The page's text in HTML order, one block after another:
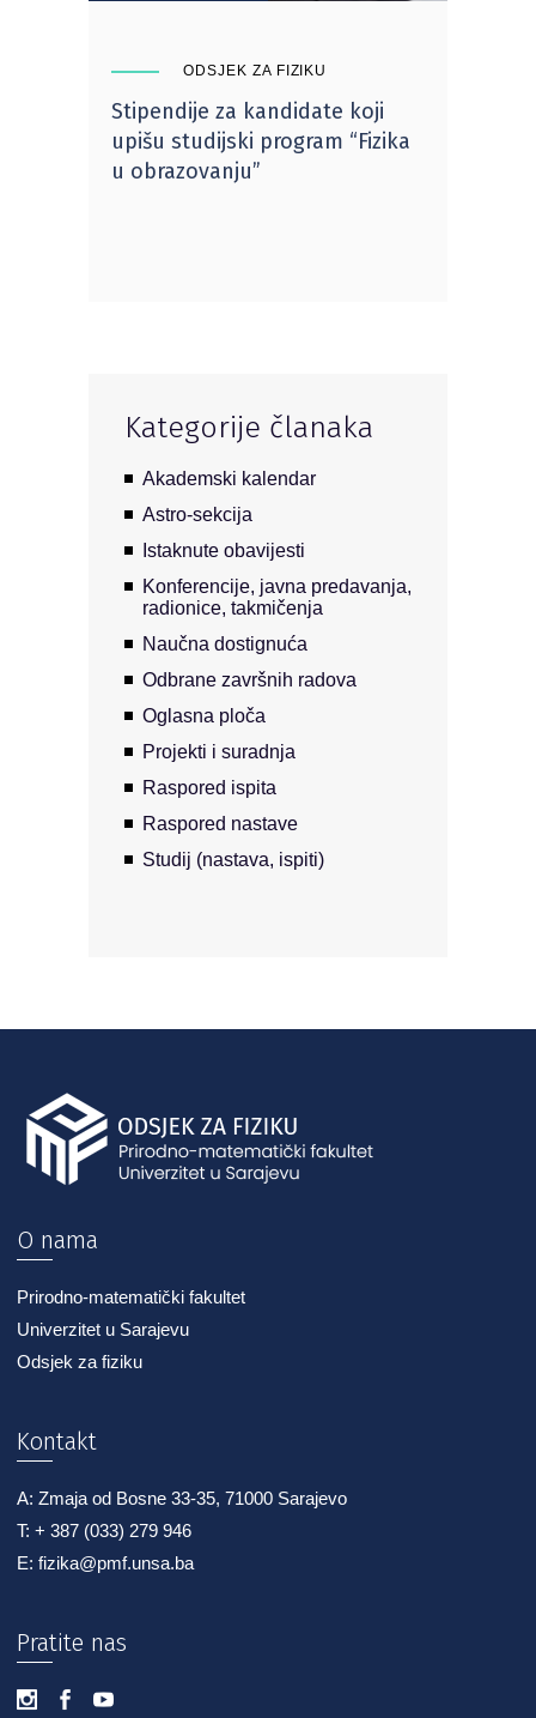
ODSJEK ZA FIZIKU
Stipendije za kandidate koji
upišu studijski program “Fizika
u obrazovanju”
Kategorije članaka
Akademski kalendar
Astro-sekcija
Istaknute obavijesti
Konferencije, javna predavanja,
radionice, takmičenja
Naučna dostignuća
Odbrane završnih radova
Oglasna ploča
Projekti i suradnja
Raspored ispita
Raspored nastave
Studij (nastava, ispiti)
O nama
Prirodno-matematički fakultet
Univerzitet u Sarajevu
Odsjek za fiziku
Kontakt
A: Zmaja od Bosne 33-35, 71000 Sarajevo
T: + 387 (033) 279 946
E: fizika@pmf.unsa.ba
Pratite nas